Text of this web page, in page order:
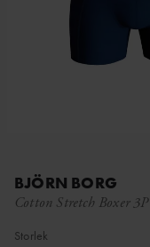
BJÖRN BORG
Cotton Stretch Boxer 3P
Storlek